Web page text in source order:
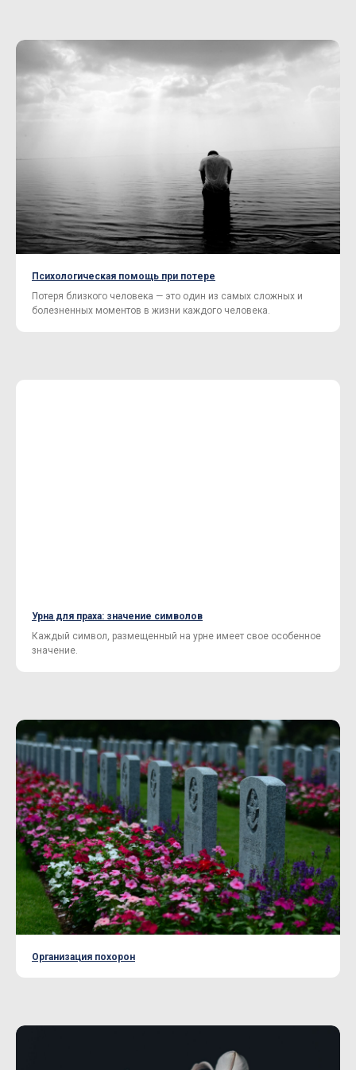
Психологическая помощь при потере
Потеря близкого человека — это один из самых сложных и
болезненных моментов в жизни каждого человека.
Урна для праха: значение символов
Каждый символ, размещенный на урне имеет свое особенное
значение.
Организация похорон